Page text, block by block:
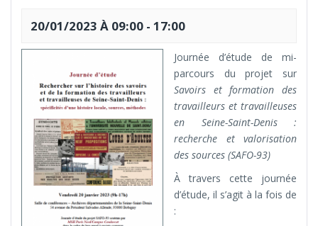
20/01/2023 À 09:00 - 17:00
Journée d’étude de mi-
parcours du projet sur
Savoirs et formation des
travailleurs et travailleuses
en Seine-Saint-Denis :
recherche et valorisation
des sources (SAFO-93)
À travers cette journée
d’étude, il s’agit à la fois de
: